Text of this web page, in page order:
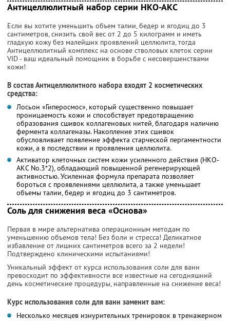
Антицеллюлитный набор серии НКО-АКС
Если вы хотите уменьшить объем талии, бедер и ягодиц до 3
сантиметров, снизить свой вес от 2 до 5 килограмм и иметь
гладкую кожу без малейших проявлений целлюлита, тогда
Антицеллюлитный комплекс на основе стволовых клеток серии
VID - ваш идеальный помощник в борьбе с несовершенствами
кожи!
В состав Антицеллюлитного набора входят 2 косметических
средства:
Лосьон «Гиперосмос», который существенно повышает
проницаемость кожи и способствует предотвращению
образования сшивок коллагеновых нитей, благодаря наличию
фермента коллагеназы. Накопление этих сшивок
обусловливает появление эффекта старческой пергаментности
кожи, а в последствии и проявления целлюлита.
Активатор клеточных систем кожи усиленного действия (НКО-
АКС No.3*2), обладающий повышенной регенерирующей
активностью. Усиленная формула препарата позволяет
бороться с проявлениями целлюлита, а также уменьшает
объемы талии, бедер и ягодиц до 3 сантиметров.
Соль для снижения веса «Основа»
Первая в мире альтернатива операционным методам по
уменьшению объемов тела! Без боли и стресса! Деликатное
избавление от лишних сантиметров всего за 2 недели!
Подтверждено клиническими испытаниями!
Уникальный эффект от курса использования соли для ванн
превосходит по эффективности все известные на сегодняшний
день косметические процедуры, направленные на снижение веса!
Курс использования соли для ванн заменит вам:
Несколько месяцев изнурительных тренировок в тренажерном